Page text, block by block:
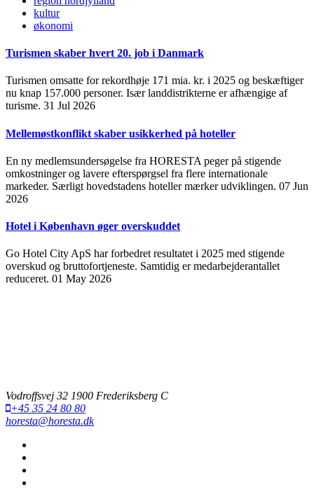
kultur
økonomi
Turismen skaber hvert 20. job i Danmark
Turismen omsatte for rekordhøje 171 mia. kr. i 2025 og beskæftiger
nu knap 157.000 personer. Især landdistrikterne er afhængige af
turisme. 31 Jul 2026
Mellemøstkonflikt skaber usikkerhed på hoteller
En ny medlemsundersøgelse fra HORESTA peger på stigende
omkostninger og lavere efterspørgsel fra flere internationale
markeder. Særligt hovedstadens hoteller mærker udviklingen. 07 Jun
2026
Hotel i København øger overskuddet
Go Hotel City ApS har forbedret resultatet i 2025 med stigende
overskud og bruttofortjeneste. Samtidig er medarbejderantallet
reduceret. 01 May 2026
Vodroffsvej 32 1900 Frederiksberg C
+45 35 24 80 80
horesta@horesta.dk